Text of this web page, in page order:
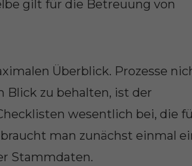
gilt für die Betreuung von
Überblick. Prozesse
Blick zu behalten, ist der
wesentlich bei, die
man zunächst einmal
Stammdaten.